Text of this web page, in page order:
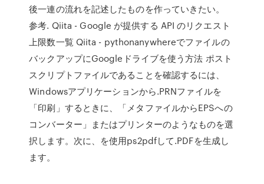
後一連の流れを記述したものを作っていきたい。
参考. Qiita - Google が提供する API のリクエスト
上限数一覧 Qiita - pythonanywhereでファイルの
バックアップにGoogleドライブを使う方法 ポスト
スクリプトファイルであることを確認するには、
Windowsアプリケーションから.PRNファイルを
「印刷」するときに、「メタファイルからEPSへの
コンバーター」またはプリンターのようなものを選
択します。次に、を使用ps2pdfして.PDFを生成し
ます。